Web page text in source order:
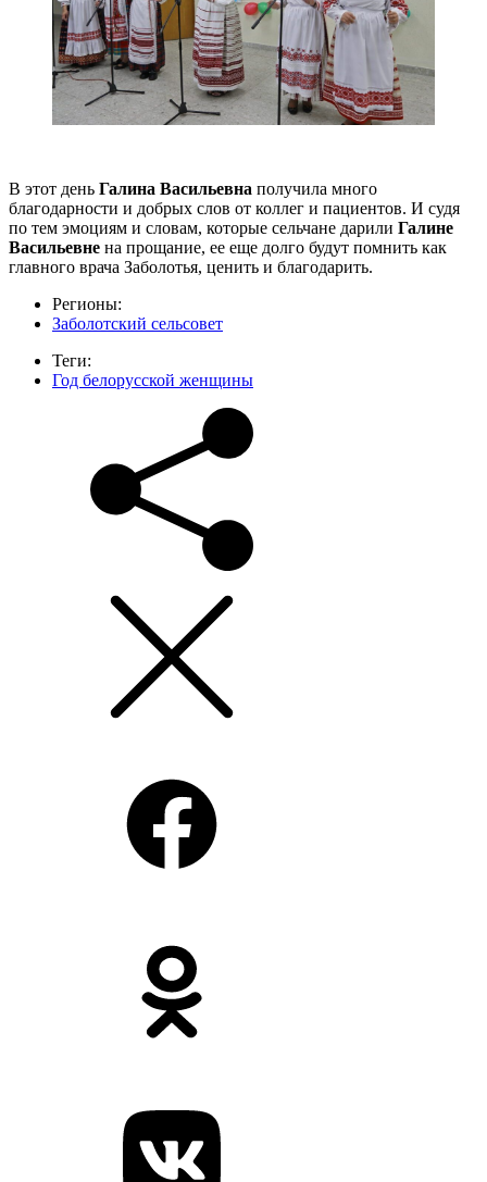
В этот день Галина Васильевна получила много
благодарности и добрых слов от коллег и пациентов. И судя
по тем эмоциям и словам, которые сельчане дарили Галине
Васильевне на прощание, ее еще долго будут помнить как
главного врача Заболотья, ценить и благодарить.
Регионы:
Заболотский сельсовет
Теги:
Год белорусской женщины